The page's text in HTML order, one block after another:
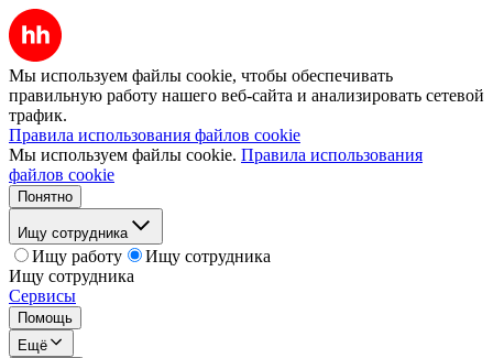
Мы используем файлы cookie, чтобы обеспечивать
правильную работу нашего веб-сайта и анализировать сетевой
трафик.
Правила использования файлов cookie
Мы используем файлы cookie. Правила использования
файлов cookie
Понятно
Ищу сотрудника
Ищу работу
Ищу сотрудника
Ищу сотрудника
Сервисы
Помощь
Ещё